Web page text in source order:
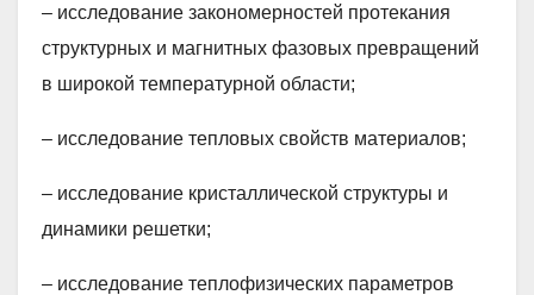
– исследование закономерностей протекания
структурных и магнитных фазовых превращений
в широкой температурной области;
– исследование тепловых свойств материалов;
– исследование кристаллической структуры и
динамики решетки;
– исследование теплофизических параметров